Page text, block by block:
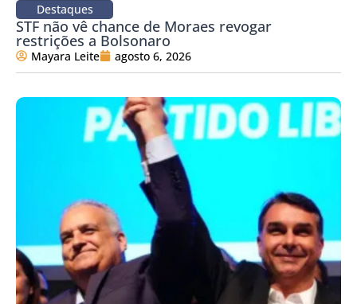
Destaques
STF não vê chance de Moraes revogar
restrições a Bolsonaro
Mayara Leite agosto 6, 2026